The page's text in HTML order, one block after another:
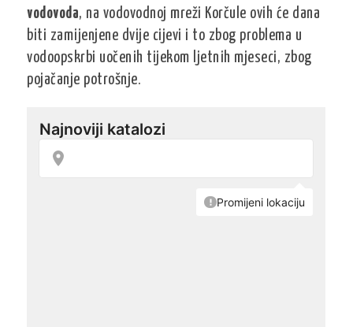
vodovoda, na vodovodnoj mreži Korčule ovih će dana
biti zamijenjene dvije cijevi i to zbog problema u
vodoopskrbi uočenih tijekom ljetnih mjeseci, zbog
pojačanje potrošnje.